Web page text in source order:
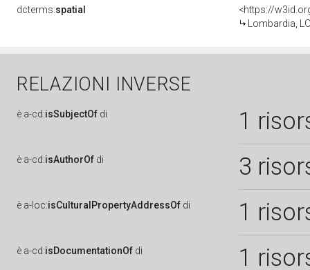
dcterms:spatial
<https://
Lombardia,
RELAZIONI INVERSE
è a-cd:isSubjectOf di 1
è a-cd:isAuthorOf di 3
è a-loc:isCulturalPropertyAddressOf di 1
è a-cd:isDocumentationOf di 1